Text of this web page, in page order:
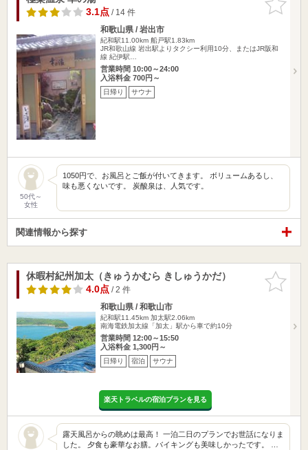
りに追加
3.1点/ 14 件
和歌山県 / 岩出市
紀和駅11.00km 船戸駅1.83km
JR和歌山線 岩出駅よりタクシー利用10分、またはJR阪和
線 紀伊駅…
営業時間 10:00～24:00
入浴料金 700円～
日帰り サウナ
50代～
女性
1050円で、お風呂とご飯が付いてきます。 ボリュームあるし、
味も悪くないです。 炭酸泉は、人気です。
関連情報から探す
お気に入
りに追加
休暇村紀州加太（きゅうかむら きしゅうかだ）
4.0点/ 2 件
和歌山県 / 和歌山市
紀和駅11.45km 加太駅2.06km
南海電鉄加太線「加太」駅から車で約10分
営業時間 12:00～15:50
入浴料金 1,300円～
日帰り 宿泊 サウナ
楽天トラベルの宿泊プランを見る
露天風呂からの眺めは最高！ 一泊二日のプランでお世話になりま
した。 夕食も豪華なお膳。バイキングも美味しかったです。 …